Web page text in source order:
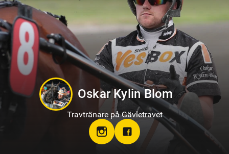
Oskar Kylin Blom
Travtränare på Gävletravet